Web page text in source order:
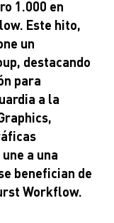
1.000 en
Este hito,
un
destacando
para
a la
a una
benefician de
Workflow.